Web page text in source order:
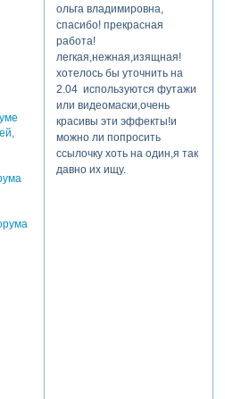
ольга владимировна,
спасибо! прекрасная
работа!
легкая,нежная,изящная!
хотелось бы уточнить на
2.04 используются футажи
или видеомаски,очень
красивы эти эффекты!и
можно ли попросить
ссылочку хоть на один,я так
давно их ищу.